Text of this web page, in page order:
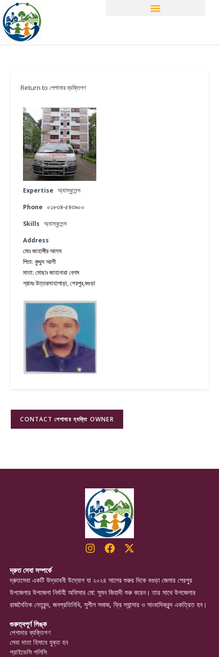
Return to পেশাদার ব্যক্তিগণ
Expertise অ্যাম্বুলেন্স
Phone ০১৮৩৪-৫৪৩৯০০
Skills
অ্যাম্বুলেন্স
Address
মোঃ জাহাঙ্গীর আলম
পিতা: কুদ্দুস আলী
মাতা: মোছাঃ জাহানারা বেগম
গ্রামঃ উত্তরসাহাপাড়া, শেরপুর,বগুড়া
CONTACT পেশাদার ব্যক্তি OWNER
দ্রুত সেবা সম্পর্কে
দ্রুতসেবা একটি উদ্ভাবনী উদ্যোগ যা ২০২৪ সালের শুরুর দিকে বগুড়া জেলার শেরপুর
উপজেলার উপজেলা নির্বাহী অফিসার মো: সুমন জিহাদী শুরু করেন। তার সাথে উপজেলার
রাজনৈতিক নেতৃবৃন্দ, জনপ্রতিনিধি, সুশীল সমাজ, ফ্রি ল্যান্সার ও সাংবাদিকবৃন্দ একত্রিত হন।
গুরুত্বপূর্ণ লিঙ্ক
পেশাদার ব্যক্তিগণ
সেবা দাতা হিসাবে যুক্ত হন
প্রাইভেসি পলিসি